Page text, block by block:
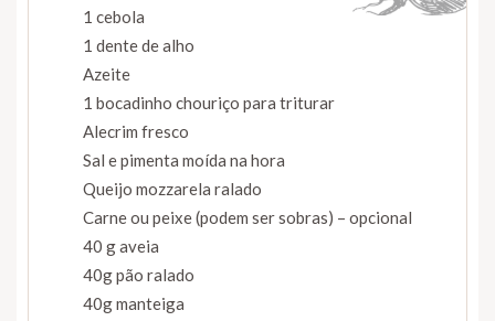
1 cebola
1 dente de alho
Azeite
1 bocadinho chouriço para triturar
Alecrim fresco
Sal e pimenta moída na hora
Queijo mozzarela ralado
Carne ou peixe (podem ser sobras) – opcional
40 g aveia
40g pão ralado
40g manteiga